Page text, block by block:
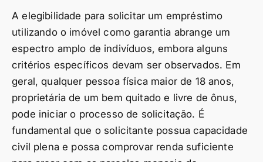
A elegibilidade para solicitar um empréstimo
utilizando o imóvel como garantia abrange um
espectro amplo de indivíduos, embora alguns
critérios específicos devam ser observados. Em
geral, qualquer pessoa física maior de 18 anos,
proprietária de um bem quitado e livre de ônus,
pode iniciar o processo de solicitação. É
fundamental que o solicitante possua capacidade
civil plena e possa comprovar renda suficiente